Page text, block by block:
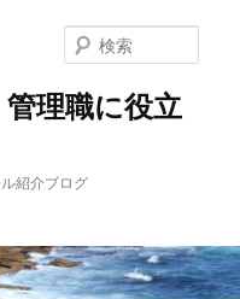
理職に役立
紹介ブログ
索